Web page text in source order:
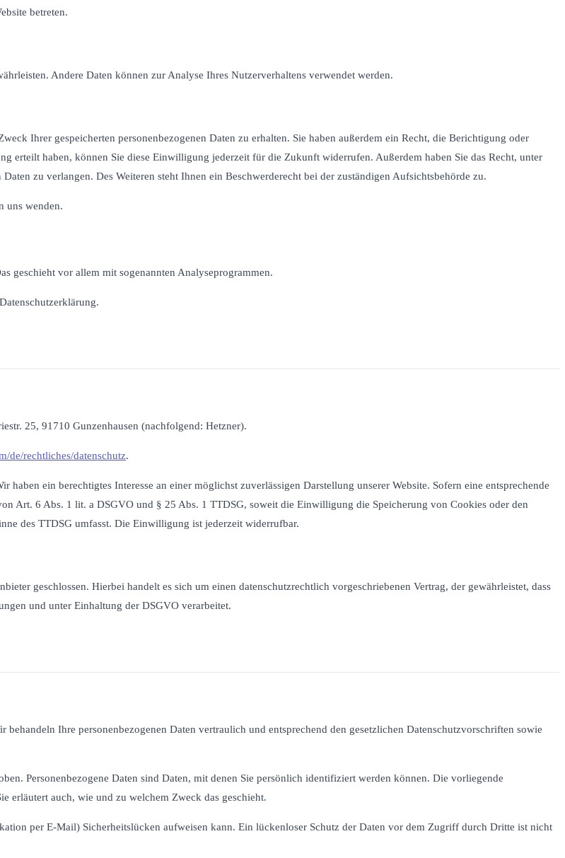
betreten.
Andere Daten können zur Analyse Ihres Nutzerverhaltens verwendet werden.
Ihrer gespeicherten personenbezogenen Daten zu erhalten. Sie haben außerdem ein Recht, die Berichtigung oder
erteilt haben, können Sie diese Einwilligung jederzeit für die Zukunft widerrufen. Außerdem haben Sie das Recht, unter
zu verlangen. Des Weiteren steht Ihnen ein Beschwerderecht bei der zuständigen Aufsichtsbehörde zu.
uns wenden.
geschieht vor allem mit sogenannten Analyseprogrammen.
25, 91710 Gunzenhausen (nachfolgend: Hetzner).
de/rechtliches/datenschutz.
ein berechtigtes Interesse an einer möglichst zuverlässigen Darstellung unserer Website. Sofern eine entsprechende
Art. 6 Abs. 1 lit. a DSGVO und § 25 Abs. 1 TTDSG, soweit die Einwilligung die Speicherung von Cookies oder den
des TTDSG umfasst. Die Einwilligung ist jederzeit widerrufbar.
geschlossen. Hierbei handelt es sich um einen datenschutzrechtlich vorgeschriebenen Vertrag, der gewährleistet, dass
und unter Einhaltung der DSGVO verarbeitet.
Ihre personenbezogenen Daten vertraulich und entsprechend den gesetzlichen Datenschutzvorschriften sowie
Personenbezogene Daten sind Daten, mit denen Sie persönlich identifiziert werden können. Die vorliegende
erläutert auch, wie und zu welchem Zweck das geschieht.
per E-Mail) Sicherheitslücken aufweisen kann. Ein lückenloser Schutz der Daten vor dem Zugriff durch Dritte ist nicht